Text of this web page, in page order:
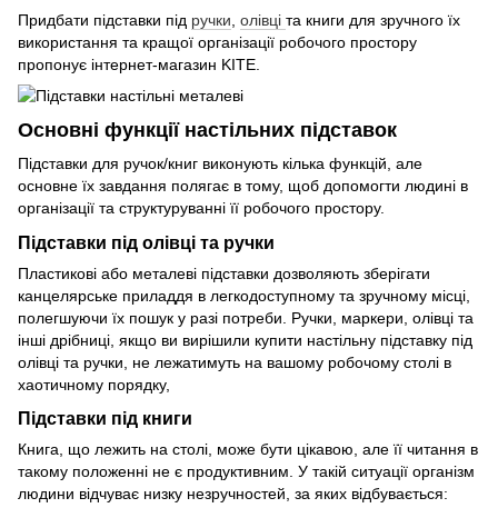
Придбати підставки під ручки олівці та книги для зручного їх
використання та кращої організації робочого простору
пропонує інтернет-магазин KITE.
Основні функції настільних підставок
Підставки для ручок/книг виконують кілька функцій, але
основне їх завдання полягає в тому, щоб допомогти людині в
організації та структуруванні її робочого простору.
Підставки під олівці та ручки
Пластикові або металеві підставки дозволяють зберігати
канцелярське приладдя в легкодоступному та зручному місці,
полегшуючи їх пошук у разі потреби. Ручки, маркери, олівці та
інші дрібниці, якщо ви вирішили купити настільну підставку під
олівці та ручки, не лежатимуть на вашому робочому столі в
хаотичному порядку,
Підставки під книги
Книга, що лежить на столі, може бути цікавою, але її читання в
такому положенні не є продуктивним. У такій ситуації організм
людини відчуває низку незручностей, за яких відбувається: